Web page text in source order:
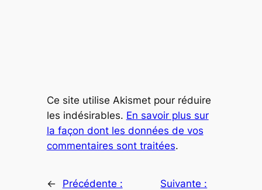
Ce site utilise Akismet pour réduire
les indésirables. En savoir plus sur
la façon dont les données de vos
commentaires sont traitées.
←
Précédente :
Suivante :